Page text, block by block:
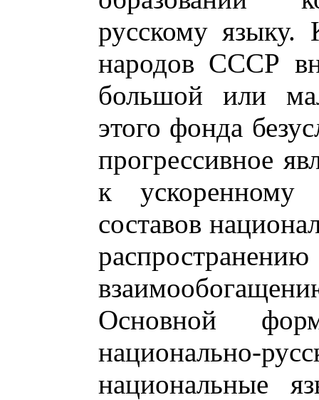
русскому языку.
народов СССР
большой или
этого фонда
прогрессивное
к ускоренному
составов
Основной
национально-
национальные